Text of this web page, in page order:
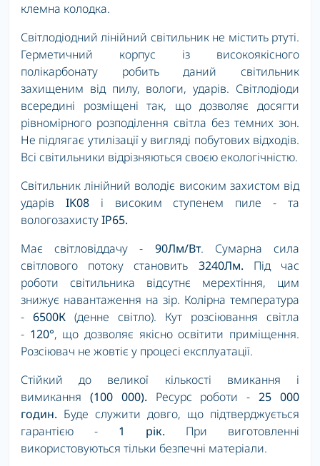
клемна колодка.
Світлодіодний лінійний світильник не містить ртуті.
Герметичний корпус із високоякісного
полікарбонату робить даний світильник
захищеним від пилу, вологи, ударів. Світлодіоди
всередині розміщені так, що дозволяє досягти
рівномірного розподілення світла без темних зон.
Не підлягає утилізації у вигляді побутових відходів.
Всі світильники відрізняються своєю екологічністю.
Світильник лінійний володіє високим захистом від
ударів IK08і високим ступенем пиле - та
вологозахистуIP65.
Має світловіддачу - 90Лм/Вт. Сумарна сила
світлового потоку становить 3240Лм. Під час
роботи світильника відсутнє мерехтіння, цим
знижує навантаження на зір. Колірна температура
- 6500К (денне світло). Кут розсіювання світла
- 120°, що дозволяє якісно освітити приміщення.
Розсіювач не жовтіє у процесі експлуатації.
Стійкий до великої кількості вмикання і
вимикання (100 000). Ресурс роботи -25 000
годин. Буде служити довго, що підтверджується
гарантією - 1 рік. При виготовленні
використовуються тільки безпечні матеріали.